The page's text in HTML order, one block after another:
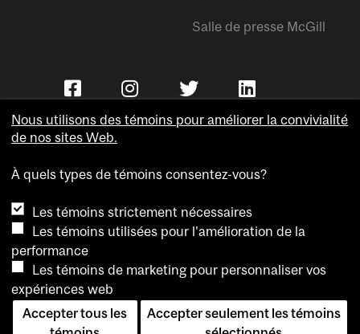
Salle de presse McGill
Accessibilité
Confidentialité
Avis sur les témoins
Pour nous joindre
Nous utilisons des témoins pour améliorer la convivialité
de nos sites Web.
À quels types de témoins consentez-vous?
Les témoins strictement nécessaires
Les témoins utilisées pour l'amélioration de la
performance
Les témoins de marketing pour personnaliser vos
expériences web
Accepter tous les
Accepter seulement les témoins